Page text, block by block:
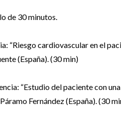
de 30 minutos.
“Riesgo cardiovascular en el
(España). (30 min)
“Estudio del paciente con
Fernández (España). (30